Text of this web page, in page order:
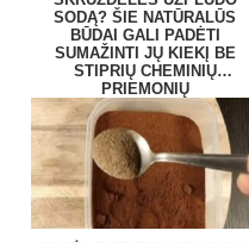
SODĄ? ŠIE NATŪRALŪS
BŪDAI GALI PADĖTI
SUMAŽINTI JŲ KIEKĮ BE
STIPRIŲ CHEMINIŲ
PRIEMONIŲ